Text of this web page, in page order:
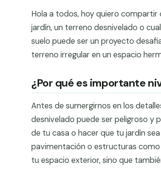
Hola a todos, hoy quiero
jardín, un terreno desnivelado o
suelo puede ser un proyecto
terreno irregular en un espacio
¿Por qué es importante
Antes de sumergirnos en los
desnivelado puede ser peligroso y
de tu casa o hacer que tu jardín
pavimentación o estructuras como
tu espacio exterior, sino que